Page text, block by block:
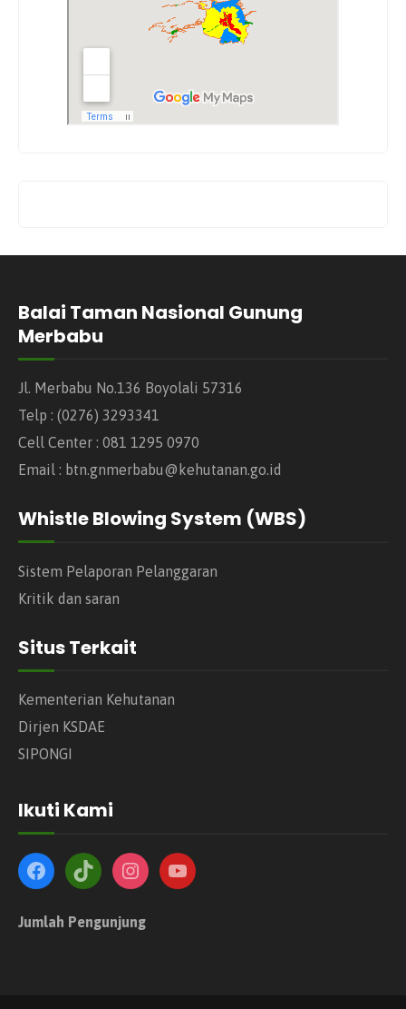
Balai Taman Nasional Gunung
Merbabu
Jl. Merbabu No.136 Boyolali 57316
Telp : (0276) 3293341
Cell Center : 081 1295 0970
Email : btn.gnmerbabu@kehutanan.go.id
Whistle Blowing System (WBS)
Sistem Pelaporan Pelanggaran
Kritik dan saran
Situs Terkait
Kementerian Kehutanan
Dirjen KSDAE
SIPONGI
Ikuti Kami
Jumlah Pengunjung